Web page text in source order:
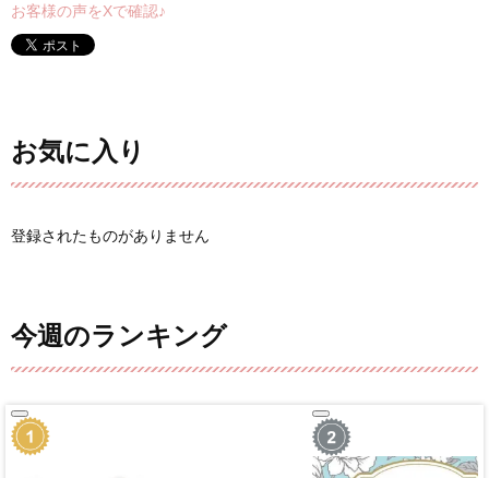
お客様の声をXで確認♪
お気に入り
登録されたものがありません
今週のランキング